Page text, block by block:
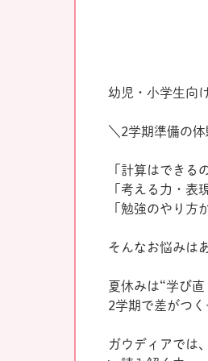
幼児・小学生向
＼2学期準備の
「計算はできる
「考える力・表
「勉強のやり方
そんなお悩みは
夏休みは“学び直
2学期で差がつく
ガウディアでは、